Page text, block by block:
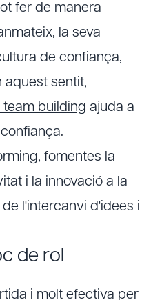
fer de manera
la seva
de confiança,
aquest sentit,
team building ajuda a
fomentes la
i la innovació a la
l'intercanvi d'idees i
de rol
i molt efectiva per